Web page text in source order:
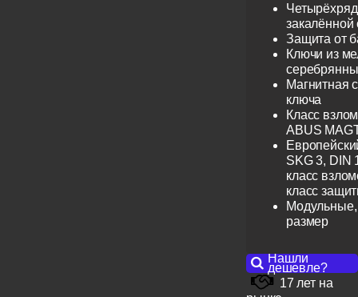
закалённой
Защита от
Ключи из
Магнитная
ключа
Класс
ABUS
SKG 3, DIN
класс
класс
размер
Нашли
дешевле?
17 лет на